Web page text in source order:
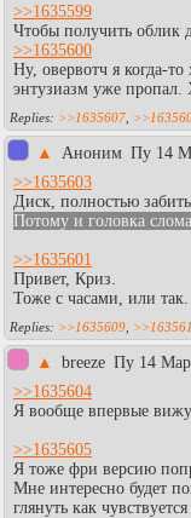
>>1635599
Чтобы получить облик
>>1635600
Ну, овервотч я когда-
энтузиазм уже пропал.
>>1635607
▲ Aнoним Пy 14
>>1635603
Диск, полностью
Потому и головка
>>1635601
Привет, Криз.
Тоже с часами, или так.
>>1635609
▲ breeze Пy 14 Мар
>>1635604
Я вообще впервые
>>1635605
Я тоже фри версию
Мне интересно будет
глянуть как